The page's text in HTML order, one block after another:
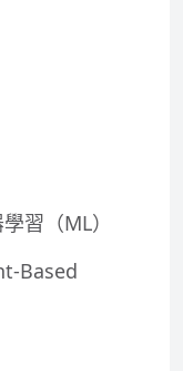
習（ML）
Based